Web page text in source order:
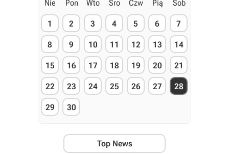
Nie Pon Wto Śro Czw Pią Sob
1 2 3 4 5 6 7
8 9 10 11 12 13 14
15 16 17 18 19 20 21
22 23 24 25 26 27 28
29 30
Top News